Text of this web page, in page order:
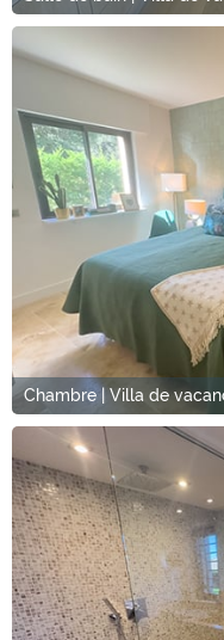
Chambre | Villa de